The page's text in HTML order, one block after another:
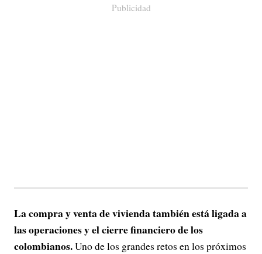
Publicidad
La compra y venta de vivienda también está ligada a
las operaciones y el cierre financiero de los
colombianos.Uno de los grandes retos en los próximos